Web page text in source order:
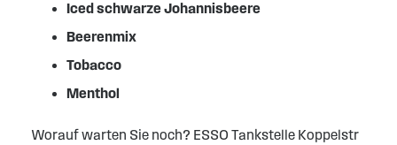
Iced schwarze Johannisbeere
Beerenmix
Tobacco
Menthol
Worauf warten Sie noch? ESSO Tankstelle Koppelstr